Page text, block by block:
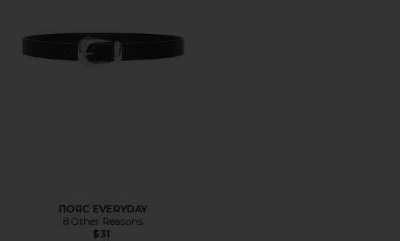
ПОЯС EVERYDAY
8 Other Reasons
$31